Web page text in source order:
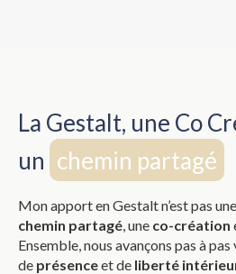
La Gestalt, une Co
un chemin partagé
Mon apport en Gestalt n’est pas
chemin partagé , une co-création
Ensemble, nous avançons pas à pas
de présenceet de liberté